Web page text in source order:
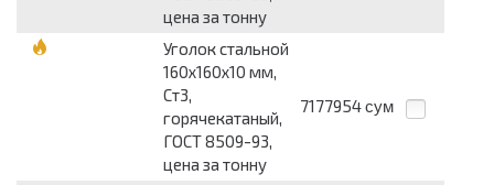
цена за тонну
Уголок стальной
160х160х10 мм,
Ст3,
горячекатаный,
ГОСТ 8509-93,
цена за тонну
7177954 сум